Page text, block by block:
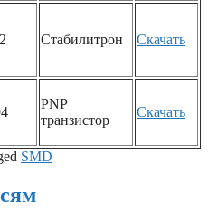
Стабилитрон Скачать
PNP
транзистор
Скачать
SMD